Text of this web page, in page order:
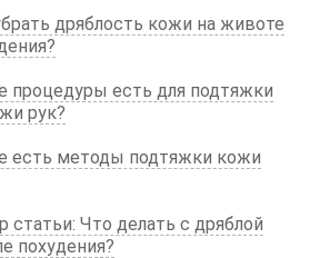
дряблость кожи на животе
процедуры есть для подтяжки
рук?
есть методы подтяжки кожи
статьи: Что делать с дряблой
похудения?